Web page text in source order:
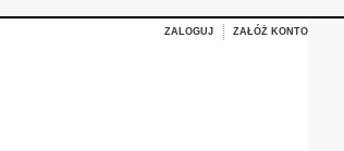
ZALOGUJ ZAŁÓŻ KONTO